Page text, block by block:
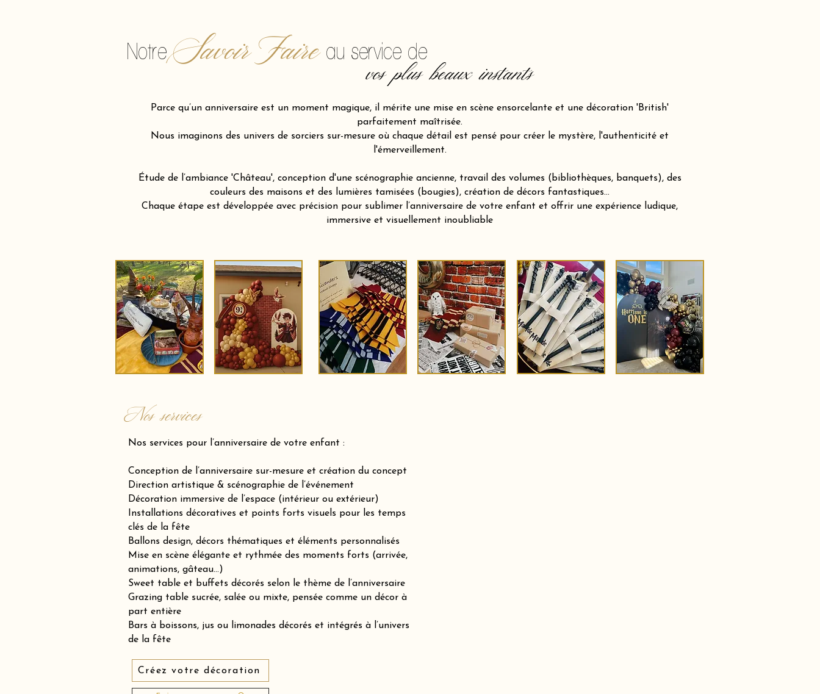
Savoir Faire
Notre au service de
vos plus beaux instants
Parce qu’un anniversaire est un moment magique, il mérite une mise en scène ensorcelante et une décoration 'British'
parfaitement maîtrisée.
Nous imaginons des univers de sorciers sur-mesure où chaque détail est pensé pour créer le mystère, l'authenticité et
l'émerveillement.
Étude de l’ambiance 'Château', conception d'une scénographie ancienne, travail des volumes (bibliothèques, banquets), des
couleurs des maisons et des lumières tamisées (bougies), création de décors fantastiques…
Chaque étape est développée avec précision pour sublimer l’anniversaire de votre enfant et offrir une expérience ludique,
immersive et visuellement inoubliable
Nos services
Nos services pour l’anniversaire de votre enfant :
Conception de l’anniversaire sur-mesure et création du concept
Direction artistique & scénographie de l’événement
Décoration immersive de l’espace (intérieur ou extérieur)
Installations décoratives et points forts visuels pour les temps
clés de la fête
Ballons design, décors thématiques et éléments personnalisés
Mise en scène élégante et rythmée des moments forts (arrivée,
animations, gâteau…)
Sweet table et buffets décorés selon le thème de l’anniversaire
Grazing table sucrée, salée ou mixte, pensée comme un décor à
part entière
Bars à boissons, jus ou limonades décorés et intégrés à l’univers
de la fête
Créez votre décoration